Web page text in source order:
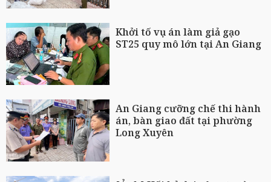
Khởi tố vụ án làm giả gạo
ST25 quy mô lớn tại An Giang
An Giang cưỡng chế thi hành
án, bàn giao đất tại phường
Long Xuyên